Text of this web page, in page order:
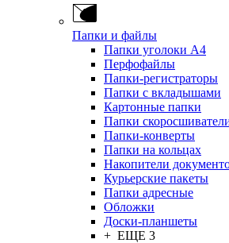
Папки и файлы
Папки уголоки А4
Перфофайлы
Папки-регистраторы
Папки с вкладышами
Картонные папки
Папки
Папки-конверты
Папки на кольцах
Накопители
Курьерские пакеты
Папки адресные
Обложки
Доски-планшеты
+ ЕЩЕ 3